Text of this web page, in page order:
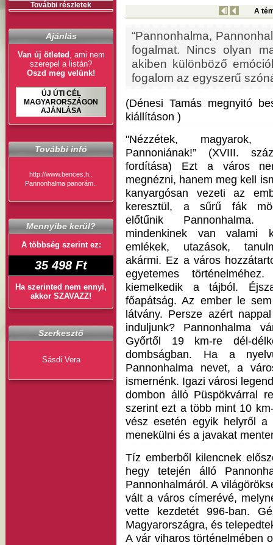
A
“Pannonhalma,
fogalmat. Nincs olyan
akiben különböző
fogalom az egyszerű
(Dénesi Tamás megnyitó
kiállításon )
"Nézzétek, magyarok,
Pannoniának!” (XVIII.
fordítása) Ezt a város
megnézni, hanem meg kell
kanyargósan vezeti az
keresztül, a sűrű fák
előtűnik Pannonhalma.
mindenkinek van valami
emlékek, utazások,
akármi. Ez a város
egyetemes
kiemelkedik a tájból.
főapátság. Az ember le
látvány. Persze azért
induljunk? Pannonhalma
Győrtől 19 km-re dél-
dombságban. Ha a
Pannonhalma nevet, a
ismernénk. Igazi városi
dombon álló Püspökvárral
szerint ezt a több mint 10
vész esetén egyik helyről a
menekülni és a javakat
Tíz emberből kilencnek
hegy tetején álló
Pannonhalmáról. A
vált a város címerévé,
vette kezdetét 996-ban.
Magyarországra, és
A vár viharos történelmében
További részletek
Ajánlás
Van új ötleted , ami nem
szerepel a listán?
Oszd meg velünk!
ÚJ ÚTI CÉL
MAGYARORSZÁGON
AJÁNLÁSA
További infó
http://www.bences.h..
Pannonhalma panorám..
Mennyibe kerül?
A többség szerint ez:
35 498 Ft
Ha szerinted nem ennyi,
akkor SZAVAZZ!
Szerkesztő
Sásdi Vera